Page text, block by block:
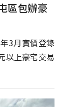
區包辦豪
3月實價登錄
以上豪宅交易